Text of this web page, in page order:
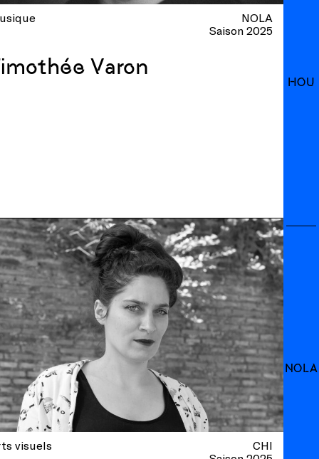
HOU
NOLA
NOLA
Saison 2025
Varon
visuels
CHI